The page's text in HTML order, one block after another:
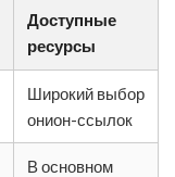
Доступные
ресурсы
Широкий выбор
онион-ссылок
В основном